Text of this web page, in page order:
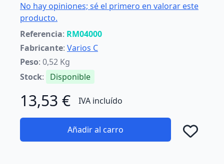
No hay opiniones; sé el primero en valorar este
producto.
Referencia: RM04000
Fabricante: Varios C
Peso: 0,52 Kg
Stock: Disponible
13,53 € IVA incluído
Añadir al carro